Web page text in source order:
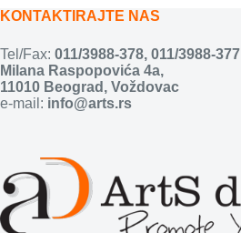
KONTAKTIRAJTE NAS
Tel/Fax: 011/3988-378, 011/3988-377
Milana Raspopovića 4a,
11010 Beograd, Voždovac
e-mail: info@arts.rs